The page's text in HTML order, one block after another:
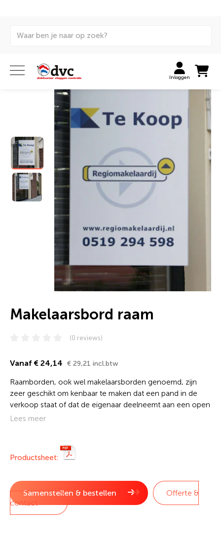
Inloggen
Makelaarsbord raam
(0 reviews)
Vanaf € 24,14 € 29,21 incl.btw
Raamborden, ook wel makelaarsborden genoemd, zijn
zeer geschikt om kenbaar te maken dat een pand in de
verkoop staat of dat de eigenaar deelneemt aan een open
huizen route. Een raambord is tevens een flexibel en
tegen een scherpe prijs. De borden zijn gemaakt van het
materiaal kanaalplaat dat weersbestendig is en zorgt voor
eenvoudig te bevestigen met de bijgeleverde zuignappen.
De functionele raamborden voor makelaars zijn eenvoudig
te verwijderen en inzetbaar op een andere locatie.
Lees meer
Productsheet:
Samenstellen & bestellen
Offerte &
contact